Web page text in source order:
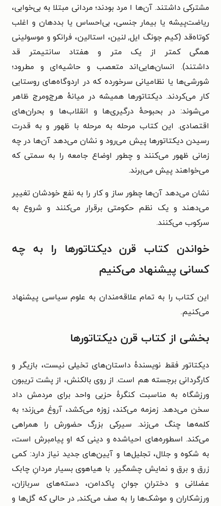
مشترکی داشتند. آن‌ها ا مرد بودند؛ مردانی مبتلا به بی‌خوابی،
ریاضت‌پیشه یا بیمار جنسی، بی‌احساس یا بددهان و اغلب
کوتاه‌قد (کیم جونگ ایل, لنین، استالین، فرانکو و موسولینی
همگی کمتر از یک متر و هفتاد سانتیمتر قد
داشتند). انسان‌هایی‌اند متعصب و حاشیه‌ای و مطرود؛
شورشی‌ها یا نظامیانی سرخورده که در اردوگاه‌های روستایی
کار می‌کردند. دیکتاتورها همیشه در میانهٔ هرج‌ومرج ظاهر
می‌شوند: در بحبوحهٔ درگیری‌ها و انقلاب‌ها و بحران‌های
اقتصادی. این کتاب مرحله به مرحله با ظهور و به قدرت
رسیدن دیکتاتورها پیش می‌رود و نشان می‌دهد آن‌ها در چه
زمانی ظهور می‌کنند و چطور اوضاع جامعه را به سمتی که
می‌خواهند پیش می‌برند.
نشان می‌دهد آن‌ها چطور ساز و کار را به نفع خودشان تغییر
می‌دهند و یک نظم حکومتی برقرار می‌کنند و شروع به
سرکوب می‌کنند.
خواندن کتاب قرن دیکتاتورها را به چه
کسانی پیشنهاد می‌کنیم
این کتاب را به تمام علاقه‌مندان به علوم سیاسی پیشنهاد
می‌کنیم.
بخشی از کتاب قرن دیکتاتورها
دیکتاتور فقط نویسندهٔ داستان‌های تخیلی نیست، بازیگر و
کارگردانی برجسته هم است. از روی بالکنش، از پشت تریبون
ورزشگاه به مناسبت کنگرهٔ حزبی واحد برای مردمش داد
سخن می‌دهد. زمزمه می‌کند، زوزه می‌کشد، آروغ می‌زند؛ به
کلمه‌ها چنگ می‌زند. سیرکی بزرگ حضورش را همراهی
می‌کند. اسطوره‌های احیاشده و دینی که او پیامبرش است،
به شکوه و جلال، تجلیل‌ها و آیین‌های جدید نیاز دارد: کمی
زرق و برق و نمایش چشمگیر. با هیاهوی بسیار مردانِ چابک
عضلانی و دخترانِ جوانِ پاکدامن، دسته‌های سربازان،
ورزشکاران و موشک‌ها را به صف می‌کند, در حالی که گل‌ها و